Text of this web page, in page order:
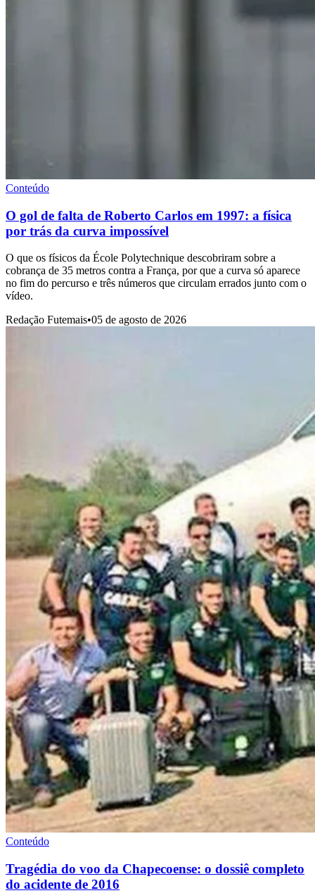
Conteúdo
O gol de falta de Roberto Carlos em 1997: a física
por trás da curva impossível
O que os físicos da École Polytechnique descobriram sobre a
cobrança de 35 metros contra a França, por que a curva só aparece
no fim do percurso e três números que circulam errados junto com o
vídeo.
Redação Futemais•05 de agosto de 2026
Conteúdo
Tragédia do voo da Chapecoense: o dossiê completo
do acidente de 2016